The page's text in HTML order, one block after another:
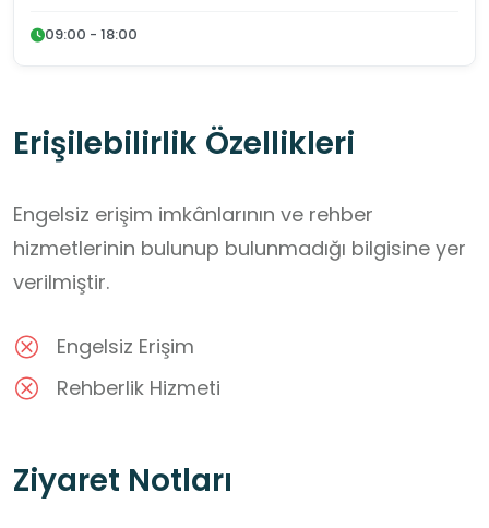
09:00 - 18:00
Erişilebilirlik Özellikleri
Engelsiz erişim imkânlarının ve rehber
hizmetlerinin bulunup bulunmadığı bilgisine yer
verilmiştir.
Engelsiz Erişim
Rehberlik Hizmeti
Ziyaret Notları